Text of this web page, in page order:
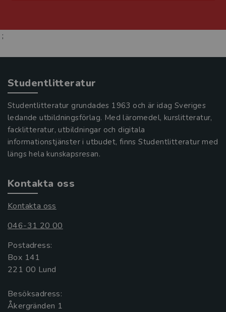
;
Studentlitteratur
Studentlitteratur grundades 1963 och är idag Sveriges
ledande utbildningsförlag. Med läromedel, kurslitteratur,
facklitteratur, utbildningar och digitala
informationstjänster i utbudet, finns Studentlitteratur med
längs hela kunskapsresan.
Kontakta oss
Kontakta oss
046-31 20 00
Postadress:
Box 141
221 00 Lund
Besöksadress:
Åkergränden 1